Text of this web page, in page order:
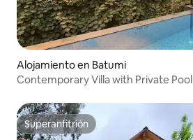
Alojamiento en Batumi
Contemporary Villa with Private Pool
Superanfitrión
Superanfitrión